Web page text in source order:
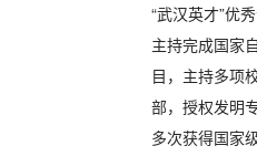
“武汉英才”优
主持完成国家
目，主持多项
部，授权发明
多次获得国家